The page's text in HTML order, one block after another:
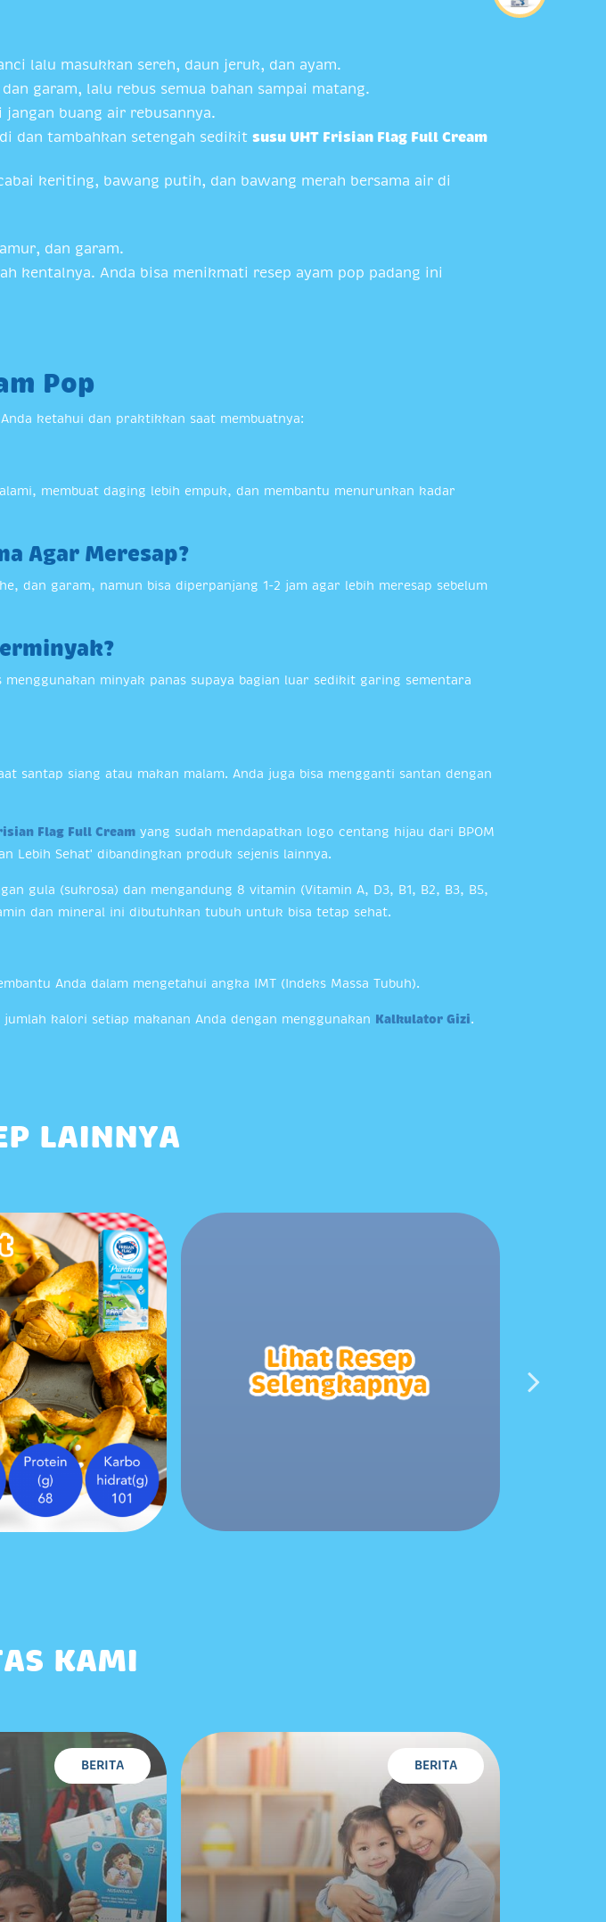
lalu masukkan sereh, daun jeruk, dan ayam.
dan garam, lalu rebus semua bahan sampai matang.
buang air rebusannya.
dan tambahkan setengah sedikit susu UHT Frisian Flag Full Cream
keriting, bawang putih, dan bawang merah bersama air di
dan garam.
kentalnya. Anda bisa menikmati resep ayam pop padang ini
Pop
ketahui dan praktikkan saat membuatnya:
membuat daging lebih empuk, dan membantu menurunkan kadar
Agar Meresap?
dan garam, namun bisa diperpanjang 1-2 jam agar lebih meresap sebelum
minyak panas supaya bagian luar sedikit garing sementara
santap siang atau makan malam. Anda juga bisa mengganti santan dengan
Flag Full Cream yang sudah mendapatkan logo centang hijau dari BPOM
Lebih Sehat' dibandingkan produk sejenis lainnya.
gula (sukrosa) dan mengandung 8 vitamin (Vitamin A, D3, B1, B2, B3, B5,
dan mineral ini dibutuhkan tubuh untuk bisa tetap sehat.
Anda dalam mengetahui angka IMT (Indeks Massa Tubuh).
kalori setiap makanan Anda dengan menggunakan Kalkulator Gizi.
LAINNYA
KAMI
BERITA BERITA